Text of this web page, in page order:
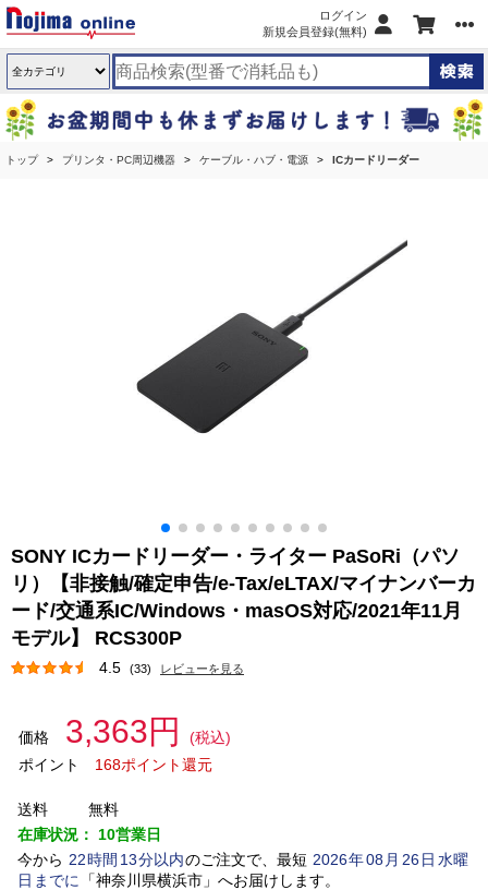
ログイン
新規会員登録(無料)
トップ プリンタ・PC周辺機器 ケーブル・ハブ・電源 ICカードリーダー
SONY ICカードリーダー・ライター PaSoRi（パソ
リ）【非接触/確定申告/e-Tax/eLTAX/マイナンバーカ
ード/交通系IC/Windows・masOS対応/2021年11月
モデル】 RCS300P
4.5 (33) レビューを見る
価格 3,363円
(税込)
ポイント
168ポイント還元
送料
無料
在庫状況： 10営業日
今から 22時間 13分以内のご注文で、最短 2026年08 月 26日水曜
日 までに 「神奈川県横浜市」 へお届けします。